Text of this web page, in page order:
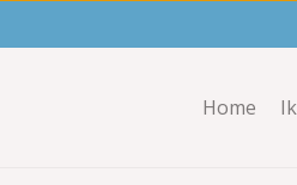
Home